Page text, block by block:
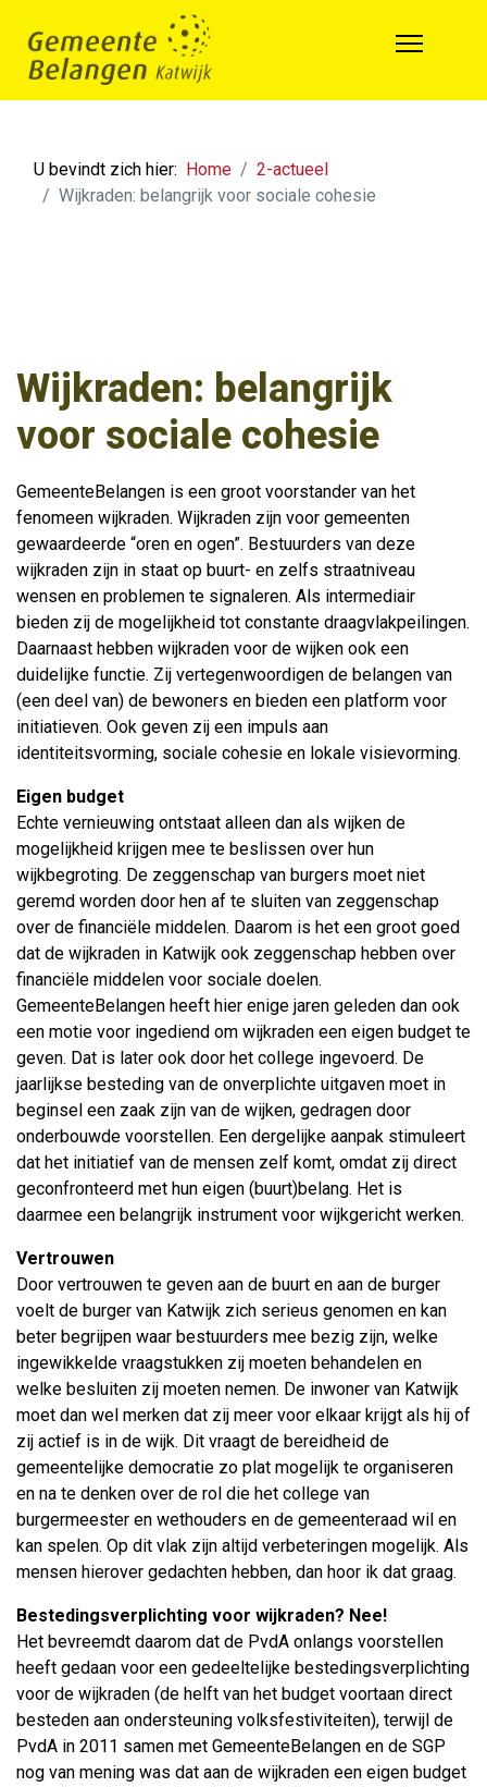
U bevindt zich hier: Home
2-actueel
Wijkraden: belangrijk voor sociale cohesie
Wijkraden: belangrijk
voor sociale cohesie
GemeenteBelangen is een groot voorstander van het
fenomeen wijkraden. Wijkraden zijn voor gemeenten
gewaardeerde “oren en ogen”. Bestuurders van deze
wijkraden zijn in staat op buurt- en zelfs straatniveau
wensen en problemen te signaleren. Als intermediair
bieden zij de mogelijkheid tot constante draagvlakpeilingen.
Daarnaast hebben wijkraden voor de wijken ook een
duidelijke functie. Zij vertegenwoordigen de belangen van
(een deel van) de bewoners en bieden een platform voor
initiatieven. Ook geven zij een impuls aan
identiteitsvorming, sociale cohesie en lokale visievorming.
Eigen budget
Echte vernieuwing ontstaat alleen dan als wijken de
mogelijkheid krijgen mee te beslissen over hun
wijkbegroting. De zeggenschap van burgers moet niet
geremd worden door hen af te sluiten van zeggenschap
over de financiële middelen. Daarom is het een groot goed
dat de wijkraden in Katwijk ook zeggenschap hebben over
financiële middelen voor sociale doelen.
GemeenteBelangen heeft hier enige jaren geleden dan ook
een motie voor ingediend om wijkraden een eigen budget te
geven. Dat is later ook door het college ingevoerd. De
jaarlijkse besteding van de onverplichte uitgaven moet in
beginsel een zaak zijn van de wijken, gedragen door
onderbouwde voorstellen. Een dergelijke aanpak stimuleert
dat het initiatief van de mensen zelf komt, omdat zij direct
geconfronteerd met hun eigen (buurt)belang. Het is
daarmee een belangrijk instrument voor wijkgericht werken.
Vertrouwen
Door vertrouwen te geven aan de buurt en aan de burger
voelt de burger van Katwijk zich serieus genomen en kan
beter begrijpen waar bestuurders mee bezig zijn, welke
ingewikkelde vraagstukken zij moeten behandelen en
welke besluiten zij moeten nemen. De inwoner van Katwijk
moet dan wel merken dat zij meer voor elkaar krijgt als hij of
zij actief is in de wijk. Dit vraagt de bereidheid de
gemeentelijke democratie zo plat mogelijk te organiseren
en na te denken over de rol die het college van
burgermeester en wethouders en de gemeenteraad wil en
kan spelen. Op dit vlak zijn altijd verbeteringen mogelijk. Als
mensen hierover gedachten hebben, dan hoor ik dat graag.
Bestedingsverplichting voor wijkraden? Nee!
Het bevreemdt daarom dat de PvdA onlangs voorstellen
heeft gedaan voor een gedeeltelijke bestedingsverplichting
voor de wijkraden (de helft van het budget voortaan direct
besteden aan ondersteuning volksfestiviteiten), terwijl de
PvdA in 2011 samen met GemeenteBelangen en de SGP
nog van mening was dat aan de wijkraden een eigen budget